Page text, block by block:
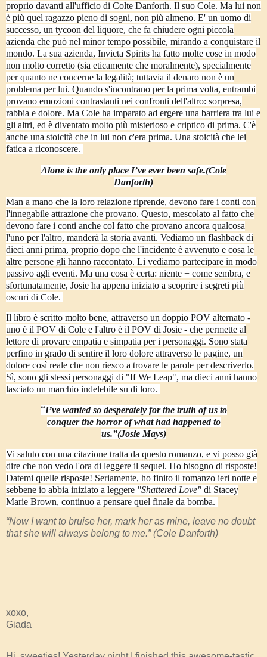
proprio davanti all'ufficio di Colte Danforth. Il suo Cole. Ma lui non
è più quel ragazzo pieno di sogni, non più almeno. E' un uomo di
successo, un tycoon del liquore, che fa chiudere ogni piccola
azienda che può nel minor tempo possibile, mirando a conquistare il
mondo. La sua azienda, Invicta Spirits ha fatto molte cose in modo
non molto corretto (sia eticamente che moralmente), specialmente
per quanto ne concerne la legalità; tuttavia il denaro non è un
problema per lui. Quando s'incontrano per la prima volta, entrambi
provano emozioni contrastanti nei confronti dell'altro: sorpresa,
rabbia e dolore. Ma Cole ha imparato ad ergere una barriera tra lui e
gli altri, ed è diventato molto più misterioso e criptico di prima. C'è
anche una stoicità che in lui non c'era prima. Una stoicità che lei
fatica a riconoscere.
Alone is the only place I’ve ever been safe.(Cole
Danforth)
Man a mano che la loro relazione riprende, devono fare i conti con
l'innegabile attrazione che provano. Questo, mescolato al fatto che
devono fare i conti anche col fatto che provano ancora qualcosa
l'uno per l'altro, manderà la storia avanti. Vediamo un flashback di
dieci anni prima, proprio dopo che l'incidente è avvenuto e cosa le
altre persone gli hanno raccontato. Li vediamo partecipare in modo
passivo agli eventi. Ma una cosa è certa: niente + come sembra, e
sfortunatamente, Josie ha appena iniziato a scoprire i segreti più
oscuri di Cole.
Il libro è scritto molto bene, attraverso un doppio POV alternato -
uno è il POV di Cole e l'altro è il POV di Josie - che permette al
lettore di provare empatia e simpatia per i personaggi. Sono stata
perfino in grado di sentire il loro dolore attraverso le pagine, un
dolore così reale che non riesco a trovare le parole per descriverlo.
Sì, sono gli stessi personaggi di "If We Leap", ma dieci anni hanno
lasciato un marchio indelebile su di loro.
“I’ve wanted so desperately for the truth of us to
conquer the horror of what had happened to
us.”(Josie Mays)
Vi saluto con una citazione tratta da questo romanzo, e vi posso già
dire che non vedo l'ora di leggere il sequel. Ho bisogno di risposte!
Datemi quelle risposte! Seriamente, ho finito il romanzo ieri notte e
sebbene io abbia iniziato a leggere "Shattered Love" di Stacey
Marie Brown, continuo a pensare quel finale da bomba.
“Now I want to bruise her, mark her as mine, leave no doubt
that she will always belong to me.” (Cole Danforth)
xoxo,
Giada